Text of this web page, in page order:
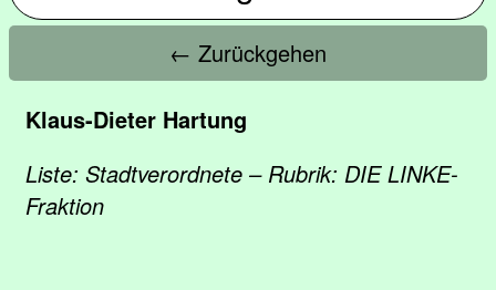
← Zurückgehen
Klaus-Dieter Hartung
Liste: Stadtverordnete – Rubrik: DIE LINKE-
Fraktion